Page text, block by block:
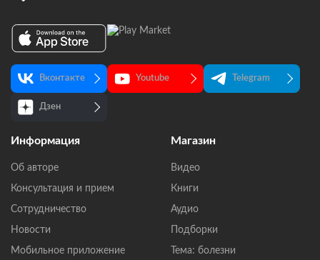
Вконтакте Youtube Telegram
Дзен
Информация
Об авторе
Консультация и прием
Сотрудничество
Новости
Мобильное приложение
Магазин
Видео
Книги
Аудио
Подборки
Тема: болезни